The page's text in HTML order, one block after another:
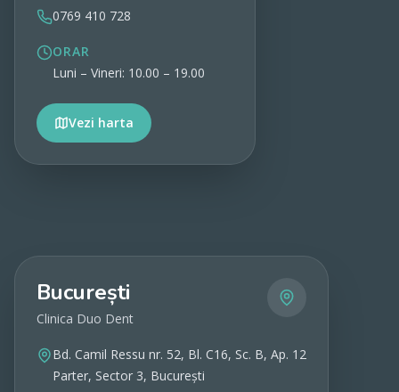
0769 410 728
ORAR
Luni – Vineri: 10.00 – 19.00
Vezi harta
Vezi detalii
București
Clinica Duo Dent
Bd. Camil Ressu nr. 52, Bl. C16, Sc. B, Ap. 12
Parter, Sector 3, București